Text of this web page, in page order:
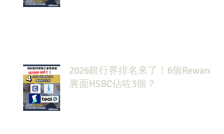
2026銀行界排名來了！6個Rewards
裏面HSBC佔咗3個？